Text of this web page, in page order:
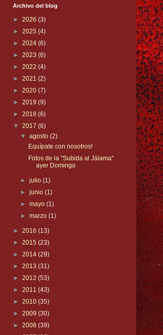
Archivo del blog
► 2026 (3)
► 2025 (4)
► 2024 (6)
► 2023 (6)
► 2022 (4)
► 2021 (2)
► 2020 (7)
► 2019 (9)
► 2018 (6)
▼ 2017 (6)
▼agosto(2)
Equípate con nosotros!
Fotos de la "Subida al Jálama"
ayer Domingo
►julio(1)
►junio(1)
►mayo(1)
►marzo(1)
► 2016 (13)
► 2015 (23)
► 2014 (29)
► 2013 (31)
► 2012 (53)
► 2011 (43)
► 2010 (35)
► 2009 (30)
► 2008 (39)